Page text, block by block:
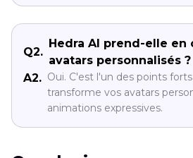
Q2.
Hedra AI prend-elle en
avatars personnalisés ?
A2. Oui. C'est l'un des points
transforme vos avatars
animations expressives.